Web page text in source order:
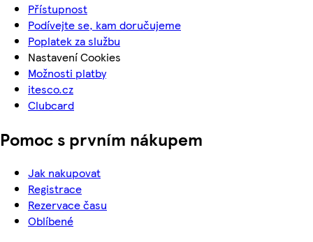
Přístupnost
Podívejte se, kam doručujeme
Poplatek za službu
Nastavení Cookies
Možnosti platby
itesco.cz
Clubcard
Pomoc s prvním nákupem
Jak nakupovat
Registrace
Rezervace času
Oblíbené